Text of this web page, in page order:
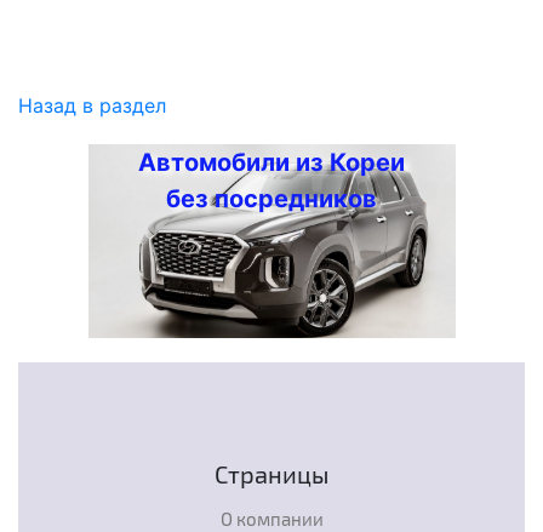
Назад в раздел
Автомобили из Кореи
без посредников
Страницы
О компании